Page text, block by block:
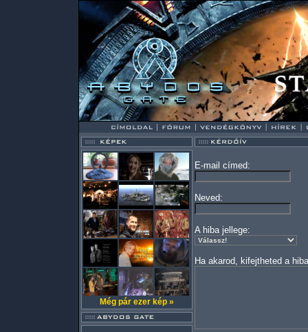
Még pár ezer kép »
E-mail címed:
Neved:
A hiba jellege:
Ha akarod, kifejtheted a